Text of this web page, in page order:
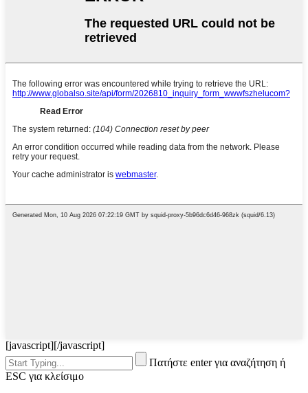
[javascript][/javascript]
Πατήστε enter για αναζήτηση ή
ESC για κλείσιμο